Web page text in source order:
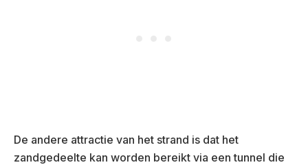
De andere attractie van het strand is dat het
zandgedeelte kan worden bereikt via een tunnel die